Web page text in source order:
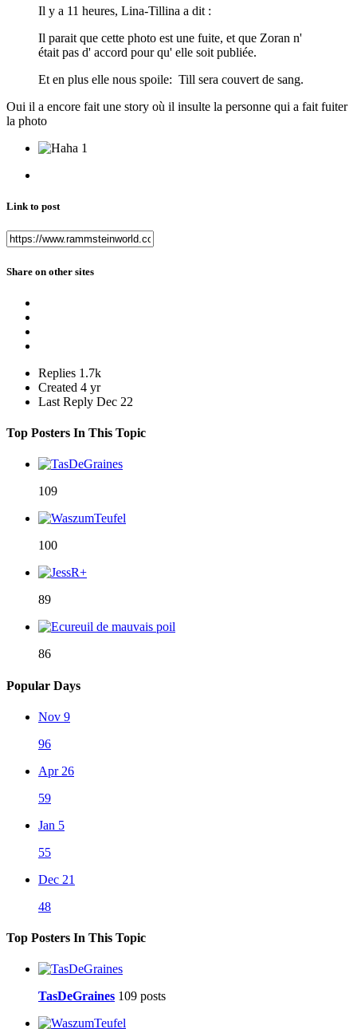
Il y a 11 heures, Lina-Tillina a dit :
Il parait que cette photo est une fuite, et que Zoran n'
était pas d' accord pour qu' elle soit publiée.
Et en plus elle nous spoile: Till sera couvert de sang.
Oui il a encore fait une story où il insulte la personne qui a fait fuiter
la photo
1
Link to post
Share on other sites
Replies 1.7k
Created 4 yr
Last Reply Dec 22
Top Posters In This Topic
109
100
89
86
Popular Days
Nov 9
96
Apr 26
59
Jan 5
55
Dec 21
48
Top Posters In This Topic
TasDeGraines 109 posts